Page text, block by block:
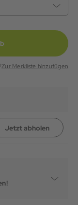
Zur Merkliste hinzufügen
Jetzt abholen